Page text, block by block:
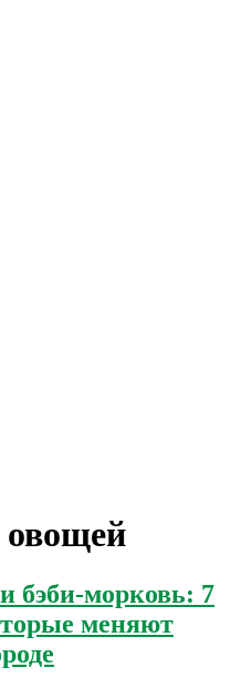
бэби-морковь: 7
меняют